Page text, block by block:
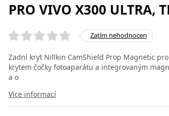
PRO VIVO X300 ULTRA,
Zatím nehodnocen
Zadní kryt Nillkin CamShield Prop Magnetic
krytem čočky fotoaparátu a integrovaným
a o
Více informací